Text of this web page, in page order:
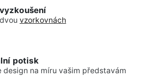
vzorkovnách
potisk
design na míru vašim představám